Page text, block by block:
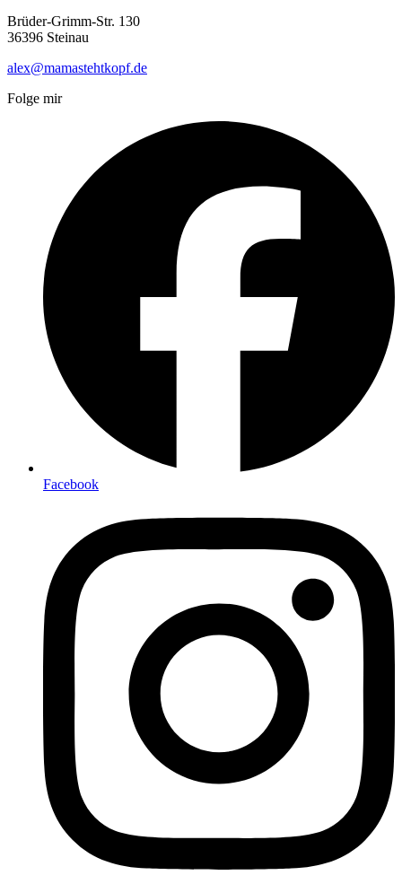
Brüder-Grimm-Str. 130
36396 Steinau
alex@mamastehtkopf.de
Folge mir
Facebook